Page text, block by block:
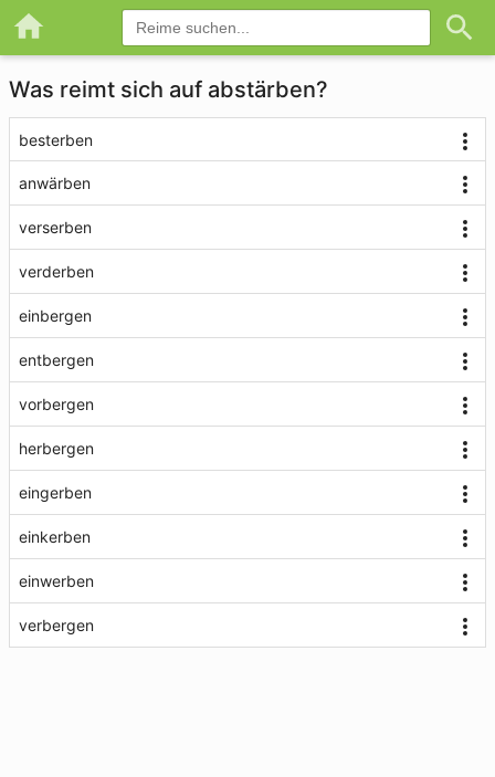
Was reimt sich auf abstärben?
besterben
anwärben
verserben
verderben
einbergen
entbergen
vorbergen
herbergen
eingerben
einkerben
einwerben
verbergen